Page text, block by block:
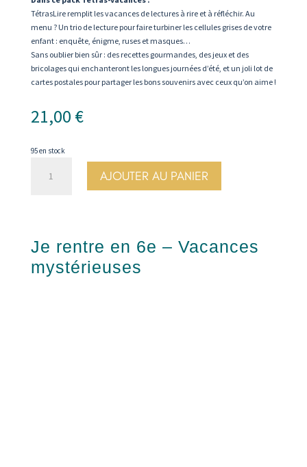
TétrasLire remplit les vacances de lectures à rire et à réfléchir. Au
menu ? Un trio de lecture pour faire turbiner les cellules grises de votre
enfant : enquête, énigme, ruses et masques…
Sans oublier bien sûr : des recettes gourmandes, des jeux et des
bricolages qui enchanteront les longues journées d’été, et un joli lot de
cartes postales pour partager les bons souvenirs avec ceux qu’on aime !
21,00 €
95 en stock
astucieuses
AJOUTER AU PANIER
Je rentre en 6e – Vacances
mystérieuses